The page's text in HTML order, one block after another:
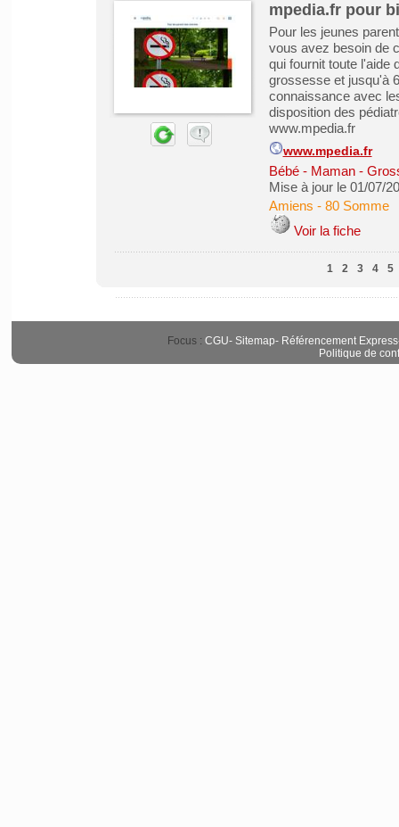
mpedia.fr pour
Pour les jeunes
vous avez besoin de
qui fournit toute l'aide
grossesse et jusqu'à
connaissance avec
disposition des
www.mpedia.fr
www.mpedia.fr
Bébé - Maman -
Mise à jour le 01/07/
Amiens - 80 Somme
Voir la fiche
1 2 3 4 5
Focus : CGU- Sitemap- Référencement Express
Politique de